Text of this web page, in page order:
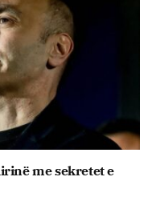
me sekretet e